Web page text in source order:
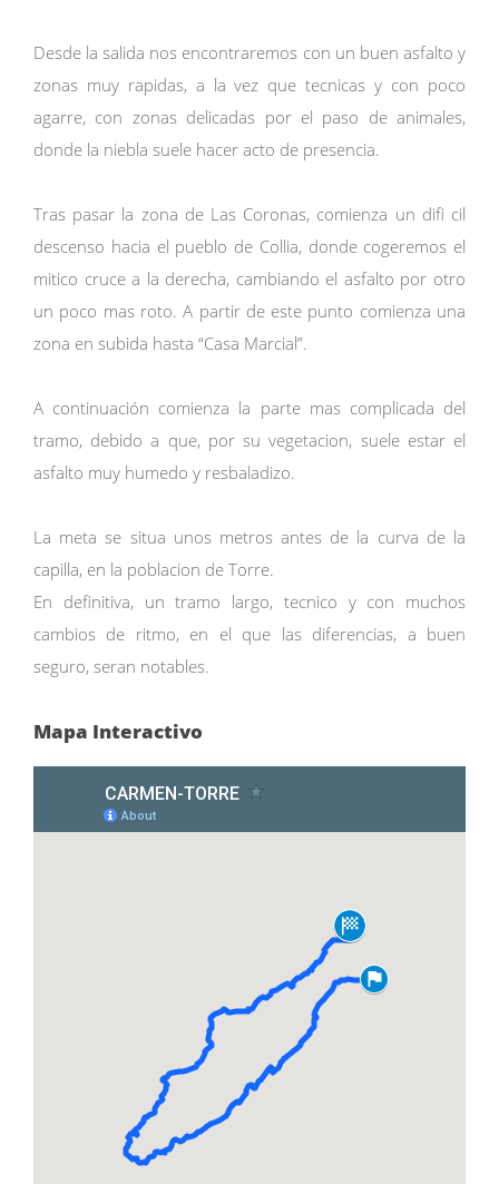
Desde la salida nos encontraremos con un buen asfalto y
zonas muy rapidas, a la vez que tecnicas y con poco
agarre, con zonas delicadas por el paso de animales,
donde la niebla suele hacer acto de presencia.
Tras pasar la zona de Las Coronas, comienza un difi cil
descenso hacia el pueblo de Collia, donde cogeremos el
mitico cruce a la derecha, cambiando el asfalto por otro
un poco mas roto. A partir de este punto comienza una
zona en subida hasta “Casa Marcial”.
A continuación comienza la parte mas complicada del
tramo, debido a que, por su vegetacion, suele estar el
asfalto muy humedo y resbaladizo.
La meta se situa unos metros antes de la curva de la
capilla, en la poblacion de Torre.
En definitiva, un tramo largo, tecnico y con muchos
cambios de ritmo, en el que las diferencias, a buen
seguro, seran notables.
Mapa Interactivo